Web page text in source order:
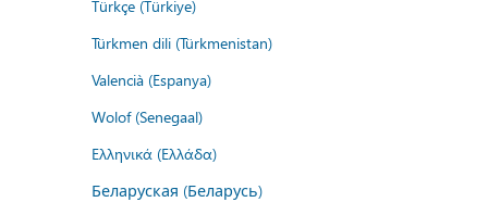
Türkçe (Türkiye)
Türkmen dili (Türkmenistan)
Valencià (Espanya)
Wolof (Senegaal)
Ελληνικά (Ελλάδα)
Беларуская (Беларусь)